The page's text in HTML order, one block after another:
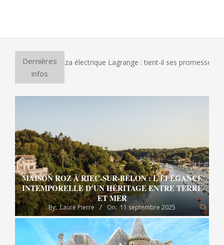
03-
19
Dernières
infos
le four à pizza électrique Lagrange : tient-il ses promesses ?
MAISON ROZ À RIEC-SUR-BÉLON : L’ÉLÉGANCE
INTEMPORELLE D’UN HÉRITAGE ENTRE TERRE
ET MER
By: Laure Pierre On: 11 septembre 2025